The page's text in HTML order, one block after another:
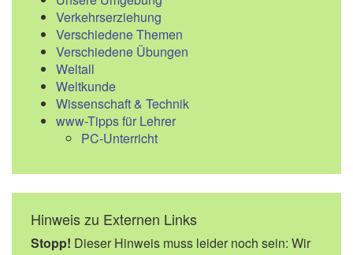
Verkehrserziehung
Verschiedene Themen
Verschiedene Übungen
Weltall
Weltkunde
Wissenschaft & Technik
www-Tipps für Lehrer
PC-Unterricht
Hinweis zu Externen Links
Stopp! Dieser Hinweis muss leider noch sein: Wir